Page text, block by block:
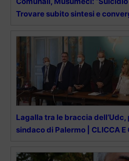
Trovare subito sintesi e
Lagalla tra le braccia
sindaco di Palermo | CLICCA E